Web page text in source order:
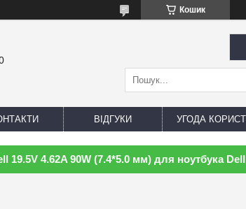
Кошик
ВІДГУКИ УГОДА
19.5V 4.62A 90W (7.4*5.0 мм) для ноутбука Dell